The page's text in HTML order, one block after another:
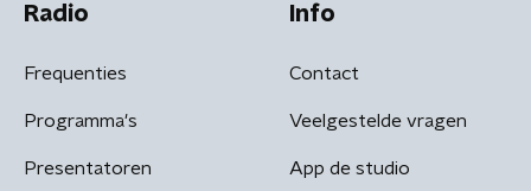
Radio
Frequenties
Programma's
Presentatoren
Info
Contact
Veelgestelde vragen
App de studio